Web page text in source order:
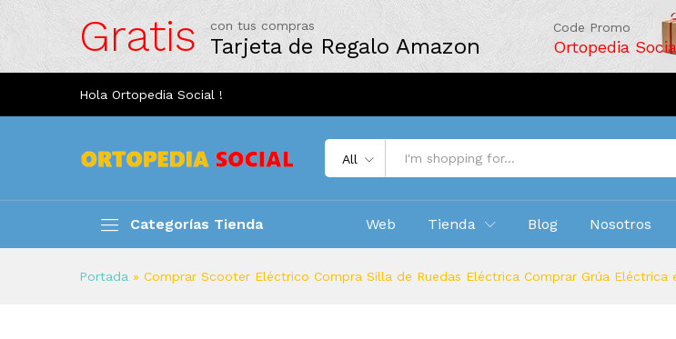
Gratis con tus compras
Tarjeta de Regalo Amazon
Code Promo
Ortopedia
Hola Ortopedia Social !
All
Categorías Tienda Web Tienda Blog Nosotros
Portada » Comprar Scooter Eléctrico Compra Silla de Ruedas Eléctrica Comprar Grúa Eléctrica